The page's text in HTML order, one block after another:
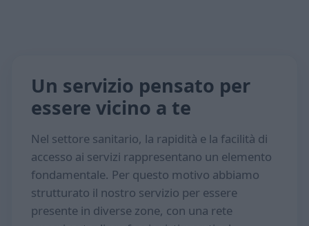
Un servizio pensato per
essere vicino a te
Nel settore sanitario, la rapidità e la facilità di
accesso ai servizi rappresentano un elemento
fondamentale. Per questo motivo abbiamo
strutturato il nostro servizio per essere
presente in diverse zone, con una rete